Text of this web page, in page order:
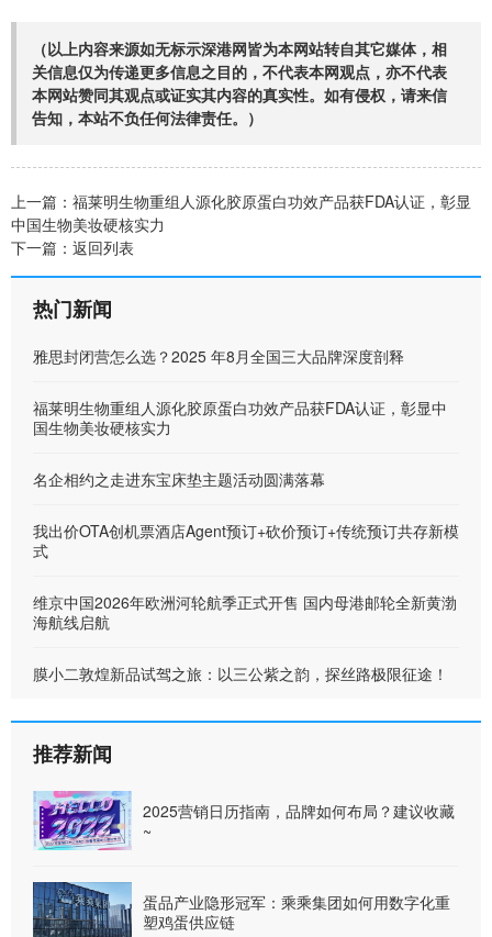
（以上内容来源如无标示深港网皆为本网站转自其它媒体，相
关信息仅为传递更多信息之目的，不代表本网观点，亦不代表
本网站赞同其观点或证实其内容的真实性。如有侵权，请来信
告知，本站不负任何法律责任。）
上一篇： 福莱明生物重组人源化胶原蛋白功效产品获FDA认证，彰显
中国生物美妆硬核实力
下一篇： 返回列表
热门新闻
雅思封闭营怎么选？2025 年8月全国三大品牌深度剖释
福莱明生物重组人源化胶原蛋白功效产品获FDA认证，彰显中
国生物美妆硬核实力
名企相约之走进东宝床垫主题活动圆满落幕
我出价OTA创机票酒店Agent预订+砍价预订+传统预订共存新模
式
维京中国2026年欧洲河轮航季正式开售 国内母港邮轮全新黄渤
海航线启航
膜小二敦煌新品试驾之旅：以三公紫之韵，探丝路极限征途！
推荐新闻
2025营销日历指南，品牌如何布局？建议收藏
~
蛋品产业隐形冠军：乘乘集团如何用数字化重
塑鸡蛋供应链